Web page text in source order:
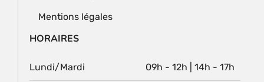
Mentions légales
HORAIRES
Lundi/Mardi 09h - 12h | 14h - 17h